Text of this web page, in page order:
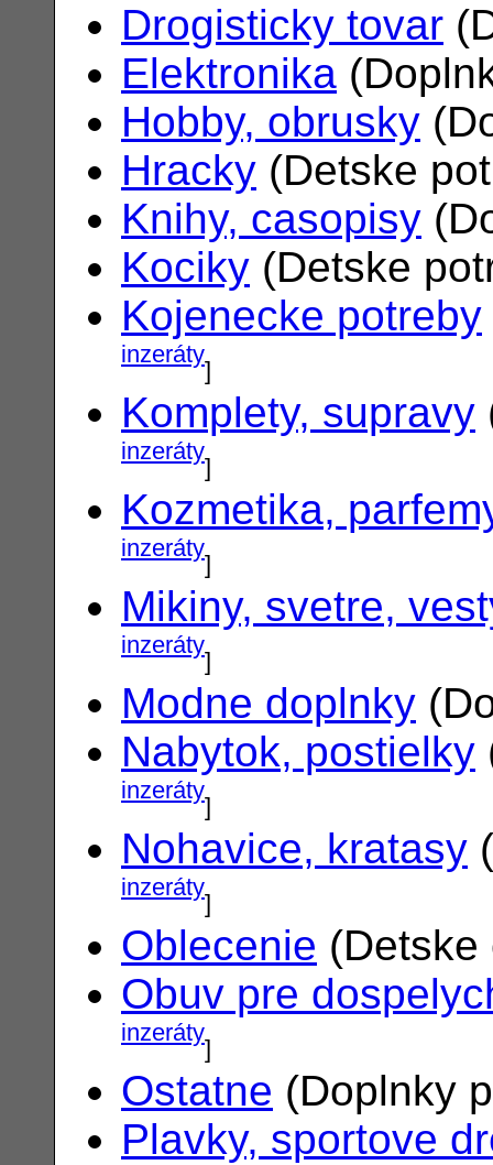
Drogisticky tovar
Elektronika
Hobby, obrusky
Hracky (Detske
Knihy, casopisy
Kociky (Detske
Kojenecke potreby
inzeráty]
Komplety, supravy
inzeráty]
Kozmetika,
inzeráty]
Mikiny, svetre,
inzeráty]
Modne doplnky
Nabytok, postielky
inzeráty]
Nohavice, kratasy
inzeráty]
Oblecenie
Obuv pre
inzeráty]
Ostatne (Doplnky
Plavky, sportove